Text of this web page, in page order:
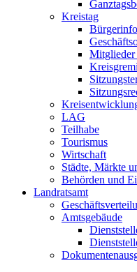
Kreistag
Mitglieder
LAG
Teilhabe
Tourismus
Wirtschaft
Städte, Märkte
Behörden und
Landratsamt
Amtsgebäude